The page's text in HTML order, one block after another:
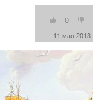
0
11 мая 2013